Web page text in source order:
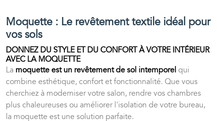
Moquette : Le revêtement textile idéal pour
vos sols
DONNEZ DU STYLE ET DU CONFORT À VOTRE INTÉRIEUR
AVEC LA MOQUETTE
La moquette est un revêtement de sol intemporelqui
combine esthétique, confort et fonctionnalité. Que vous
cherchiez à moderniser votre salon, rendre vos chambres
plus chaleureuses ou améliorer l'isolation de votre bureau,
la moquette est une solution parfaite.